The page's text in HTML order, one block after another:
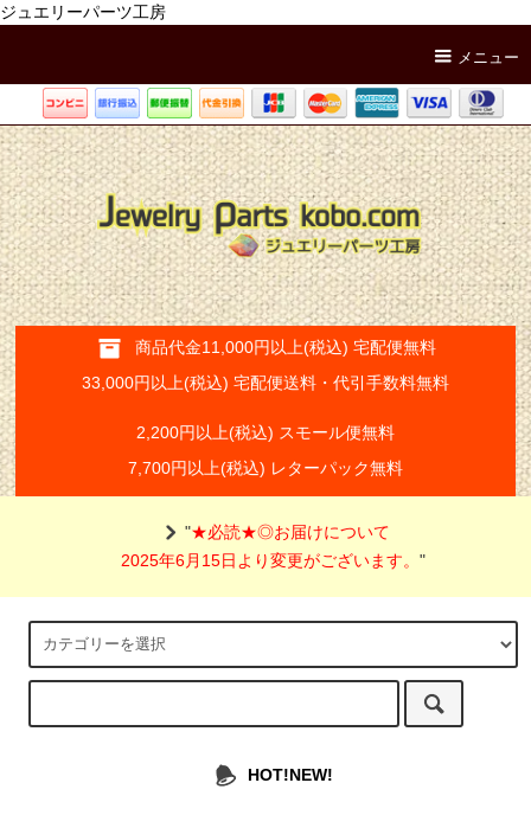
ジュエリーパーツ工房
メニュー
商品代金11,000円以上(税込) 宅配便無料
33,000円以上(税込) 宅配便送料・代引手数料無料
2,200円以上(税込) スモール便無料
7,700円以上(税込) レターパック無料
"★必読★◎お届けについて
2025年6月15日より変更がございます。"
HOT!NEW!